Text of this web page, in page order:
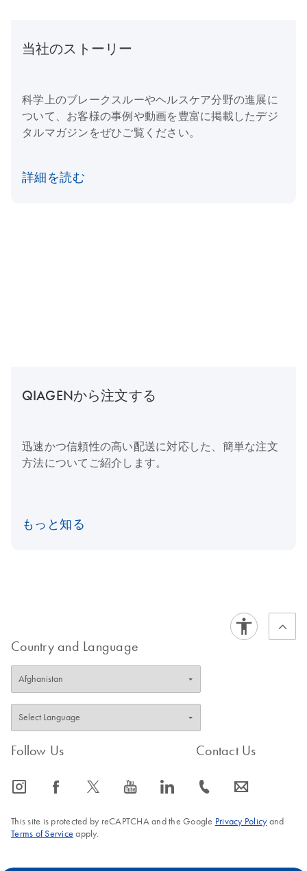
当社のストーリー
科学上のブレークスルーやヘルスケア分野の進展に
ついて、お客様の事例や動画を豊富に掲載したデジ
タルマガジンをぜひご覧ください。
詳細を読む
QIAGENから注文する
迅速かつ信頼性の高い配送に対応した、簡単な注文
方法についてご紹介します。
もっと知る
Country and Language
Follow Us
icon_0065_instagram-s icon_0064_facebook-s icon_0340_cc_gen_x-s icon_0077_youtube-s icon_0066_linkedin-s
Contact Us
icon_0072_phone-s icon_0063_envelope-s
This site is protected by reCAPTCHA and the Google Privacy Policyand
Terms of Service apply.